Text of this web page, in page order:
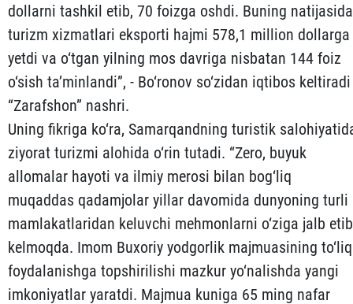
dollarni tashkil etib, 70 foizga oshdi. Buning natijasida
turizm xizmatlari eksporti hajmi 578,1 million dollarga
yetdi va o‘tgan yilning mos davriga nisbatan 144 foiz
o‘sish ta’minlandi”, - Bo‘ronov so‘zidan iqtibos keltiradi
“Zarafshon” nashri.
Uning fikriga ko‘ra, Samarqandning turistik
ziyorat turizmi alohida o‘rin tutadi. “Zero, buyuk
allomalar hayoti va ilmiy merosi bilan bog‘liq
muqaddas qadamjolar yillar davomida dunyoning turli
mamlakatlaridan keluvchi mehmonlarni o‘ziga jalb etib
kelmoqda. Imom Buxoriy yodgorlik majmuasining to‘liq
foydalanishga topshirilishi mazkur yo‘nalishda yangi
imkoniyatlar yaratdi. Majmua kuniga 65 ming nafar